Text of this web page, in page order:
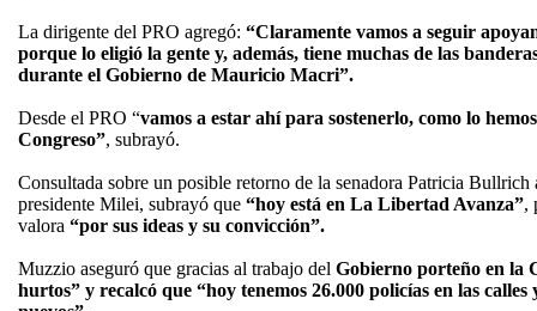
La dirigente del PRO agregó: “Claramente vamos a seguir
porque lo eligió la gente y, además, tiene muchas de las
durante el Gobierno de Mauricio Macri”.
Desde el PRO “vamos a estar ahí para sostenerlo, como lo
Congreso”, subrayó.
Consultada sobre un posible retorno de la senadora Patricia
presidente Milei, subrayó que “hoy está en La Libertad Avanza”,
valora “por sus ideas y su convicción”.
Muzzio aseguró que gracias al trabajo del Gobierno porteño en la
hurtos” y recalcó que “hoy tenemos 26.000 policías en las calles